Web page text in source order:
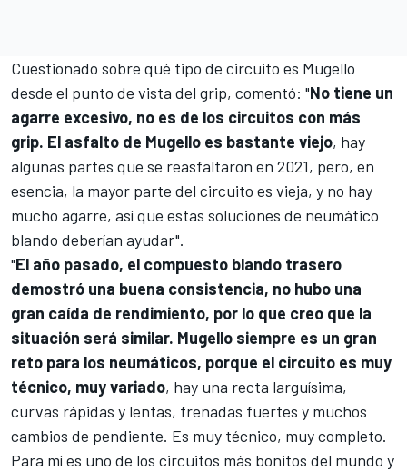
Cuestionado sobre qué tipo de circuito es Mugello
desde el punto de vista del grip, comentó: "No tiene un
agarre excesivo, no es de los circuitos con más
grip. El asfalto de Mugello es bastante viejo, hay
algunas partes que se reasfaltaron en 2021, pero, en
esencia, la mayor parte del circuito es vieja, y no hay
mucho agarre, así que estas soluciones de neumático
blando deberían ayudar".
"El año pasado, el compuesto blando trasero
demostró una buena consistencia, no hubo una
gran caída de rendimiento, por lo que creo que la
situación será similar. Mugello siempre es un gran
reto para los neumáticos, porque el circuito es muy
técnico, muy variado, hay una recta larguísima,
curvas rápidas y lentas, frenadas fuertes y muchos
cambios de pendiente. Es muy técnico, muy completo.
Para mí es uno de los circuitos más bonitos del mundo y